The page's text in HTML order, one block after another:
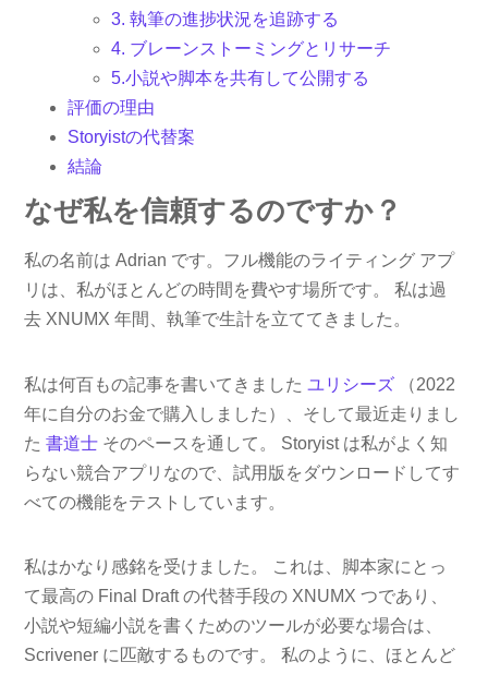
3. 執筆の進捗状況を追跡する
4. ブレーンストーミングとリサーチ
5.小説や脚本を共有して公開する
評価の理由
Storyistの代替案
結論
なぜ私を信頼するのですか？
私の名前は Adrian です。フル機能のライティング アプ
リは、私がほとんどの時間を費やす場所です。 私は過
去 XNUMX 年間、執筆で生計を立ててきました。
私は何百もの記事を書いてきましたユリシーズ （2022
年に自分のお金で購入しました）、そして最近走りまし
た書道士 そのペースを通して。 Storyist は私がよく知
らない競合アプリなので、試用版をダウンロードしてす
べての機能をテストしています。
私はかなり感銘を受けました。 これは、脚本家にとっ
て最高の Final Draft の代替手段の XNUMX つであり、
小説や短編小説を書くためのツールが必要な場合は、
Scrivener に匹敵するものです。 私のように、ほとんど